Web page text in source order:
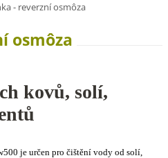
- reverzní osmôza
osmôza
kovů, solí,
je určen pro čištění vody od solí,